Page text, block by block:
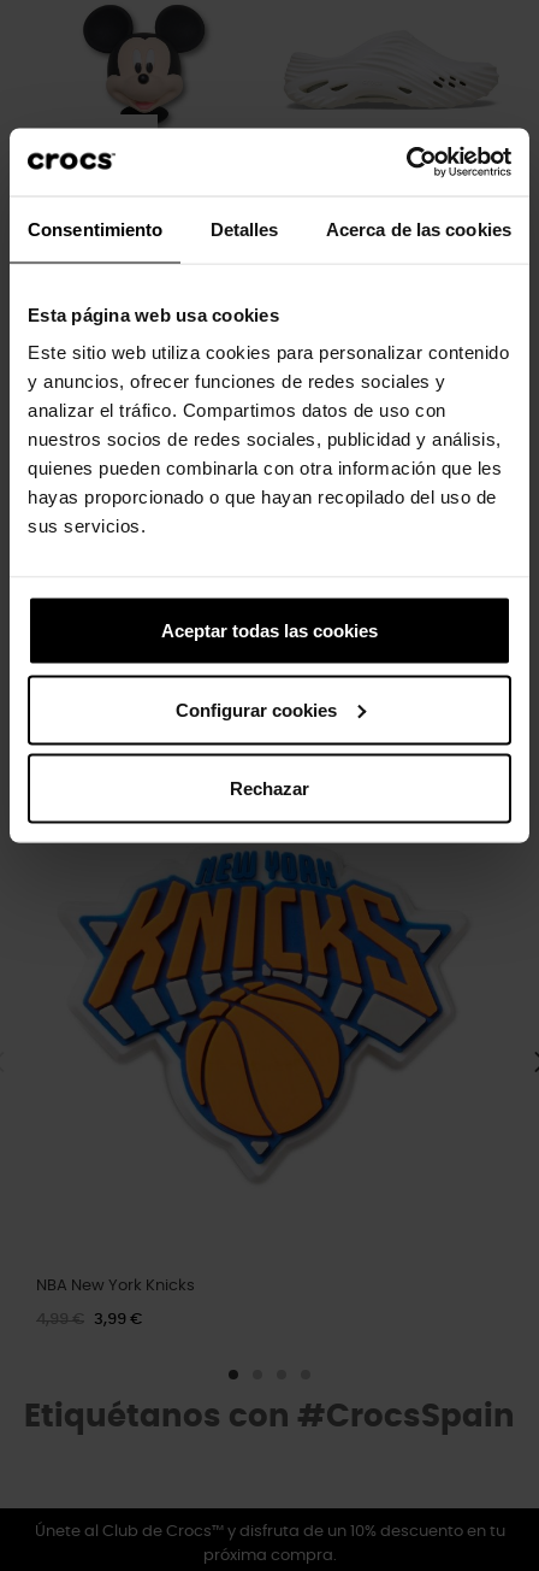
Consentimiento Detalles Acerca de las cookies
Esta página web usa cookies
Este sitio web utiliza cookies para personalizar contenido
y anuncios, ofrecer funciones de redes sociales y
analizar el tráfico. Compartimos datos de uso con
nuestros socios de redes sociales, publicidad y análisis,
quienes pueden combinarla con otra información que les
hayas proporcionado o que hayan recopilado del uso de
sus servicios.
Aceptar todas las cookies
Configurar cookies
Rechazar
4,99 € 3,99 € 79,90 € 63,92 €
-20%
4 otros productos de la misma
NBA New York Knicks
4,99 € 3,99 €
Etiquétanos con #CrocsSpain
Únete al Club de Crocs™ y disfruta de un 10% descuento en tu
próxima compra.